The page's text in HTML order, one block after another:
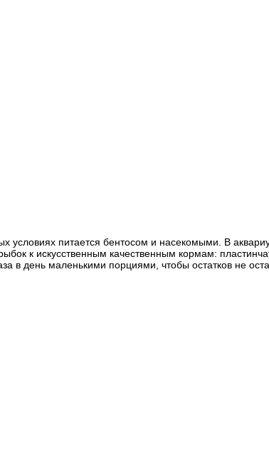
условиях питается бентосом и насекомыми. В
к искусственным качественным кормам:
в день маленькими порциями, чтобы остатков не